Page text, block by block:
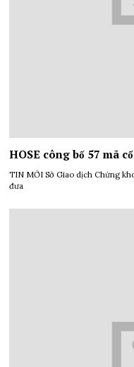
HOSE công bố 57 mã
TIN MỚI Sở Giao dịch Chứng
đưa